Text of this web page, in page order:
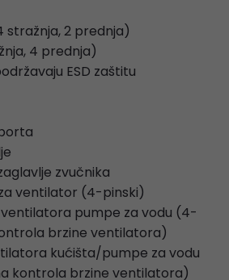
stražnja, 2 prednja)
4 prednja)
ESD zaštitu
zvučnika
ventilator (4-pinski)
ventilatora pumpe za vodu (4-
brzine ventilatora)
kućišta/pumpe za vodu
kontrola brzine ventilatora)